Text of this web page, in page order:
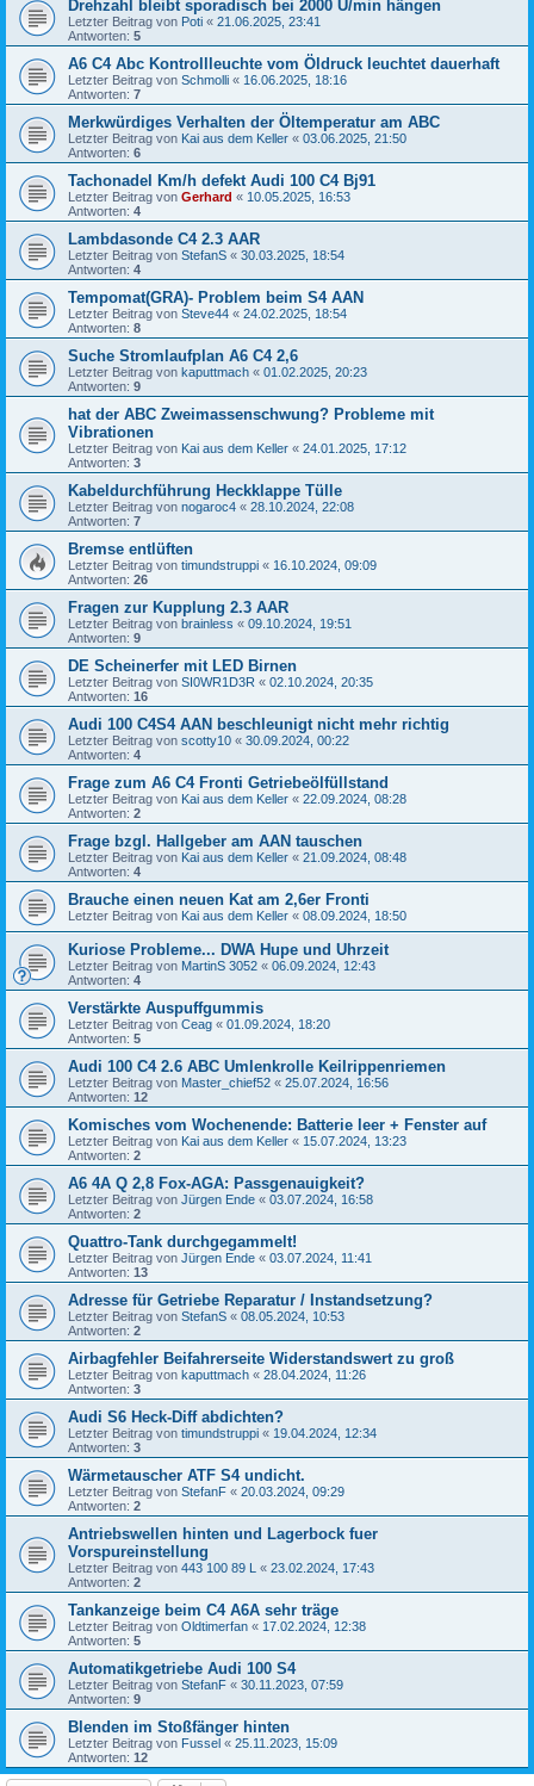
Drehzahl bleibt sporadisch bei 2000 U/min hängen
Letzter Beitrag von Poti « 21.06.2025, 23:41
Antworten: 5
A6 C4 Abc Kontrollleuchte vom Öldruck leuchtet dauerhaft
Letzter Beitrag von Schmolli « 16.06.2025, 18:16
Antworten: 7
Merkwürdiges Verhalten der Öltemperatur am ABC
Letzter Beitrag von Kai aus dem Keller « 03.06.2025, 21:50
Antworten: 6
Tachonadel Km/h defekt Audi 100 C4 Bj91
Letzter Beitrag von Gerhard « 10.05.2025, 16:53
Antworten: 4
Lambdasonde C4 2.3 AAR
Letzter Beitrag von StefanS « 30.03.2025, 18:54
Antworten: 4
Tempomat(GRA)- Problem beim S4 AAN
Letzter Beitrag von Steve44 « 24.02.2025, 18:54
Antworten: 8
Suche Stromlaufplan A6 C4 2,6
Letzter Beitrag von kaputtmach « 01.02.2025, 20:23
Antworten: 9
hat der ABC Zweimassenschwung? Probleme mit
Vibrationen
Letzter Beitrag von Kai aus dem Keller « 24.01.2025, 17:12
Antworten: 3
Kabeldurchführung Heckklappe Tülle
Letzter Beitrag von nogaroc4 « 28.10.2024, 22:08
Antworten: 7
Bremse entlüften
Letzter Beitrag von timundstruppi « 16.10.2024, 09:09
Antworten: 26
Fragen zur Kupplung 2.3 AAR
Letzter Beitrag von brainless « 09.10.2024, 19:51
Antworten: 9
DE Scheinerfer mit LED Birnen
Letzter Beitrag von SI0WR1D3R « 02.10.2024, 20:35
Antworten: 16
Audi 100 C4S4 AAN beschleunigt nicht mehr richtig
Letzter Beitrag von scotty10 « 30.09.2024, 00:22
Antworten: 4
Frage zum A6 C4 Fronti Getriebeölfüllstand
Letzter Beitrag von Kai aus dem Keller « 22.09.2024, 08:28
Antworten: 2
Frage bzgl. Hallgeber am AAN tauschen
Letzter Beitrag von Kai aus dem Keller « 21.09.2024, 08:48
Antworten: 4
Brauche einen neuen Kat am 2,6er Fronti
Letzter Beitrag von Kai aus dem Keller « 08.09.2024, 18:50
Kuriose Probleme... DWA Hupe und Uhrzeit
Letzter Beitrag von MartinS 3052 « 06.09.2024, 12:43
Antworten: 4
Verstärkte Auspuffgummis
Letzter Beitrag von Ceag « 01.09.2024, 18:20
Antworten: 5
Audi 100 C4 2.6 ABC Umlenkrolle Keilrippenriemen
Letzter Beitrag von Master_chief52 « 25.07.2024, 16:56
Antworten: 12
Komisches vom Wochenende: Batterie leer + Fenster auf
Letzter Beitrag von Kai aus dem Keller « 15.07.2024, 13:23
Antworten: 2
A6 4A Q 2,8 Fox-AGA: Passgenauigkeit?
Letzter Beitrag von Jürgen Ende « 03.07.2024, 16:58
Antworten: 2
Quattro-Tank durchgegammelt!
Letzter Beitrag von Jürgen Ende « 03.07.2024, 11:41
Antworten: 13
Adresse für Getriebe Reparatur / Instandsetzung?
Letzter Beitrag von StefanS « 08.05.2024, 10:53
Antworten: 2
Airbagfehler Beifahrerseite Widerstandswert zu groß
Letzter Beitrag von kaputtmach « 28.04.2024, 11:26
Antworten: 3
Audi S6 Heck-Diff abdichten?
Letzter Beitrag von timundstruppi « 19.04.2024, 12:34
Antworten: 3
Wärmetauscher ATF S4 undicht.
Letzter Beitrag von StefanF « 20.03.2024, 09:29
Antworten: 2
Antriebswellen hinten und Lagerbock fuer
Vorspureinstellung
Letzter Beitrag von 443 100 89 L « 23.02.2024, 17:43
Antworten: 2
Tankanzeige beim C4 A6A sehr träge
Letzter Beitrag von Oldtimerfan « 17.02.2024, 12:38
Antworten: 5
Automatikgetriebe Audi 100 S4
Letzter Beitrag von StefanF « 30.11.2023, 07:59
Antworten: 9
Blenden im Stoßfänger hinten
Letzter Beitrag von Fussel « 25.11.2023, 15:09
Antworten: 12